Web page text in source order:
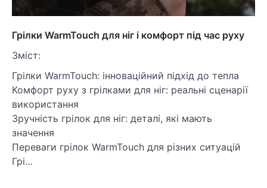
Грілки WarmTouch для ніг і комфорт під час руху
Зміст:
Грілки WarmTouch: інноваційний підхід до тепла
Комфорт руху з грілками для ніг: реальні сценарії
використання
Зручність грілок для ніг: деталі, які мають
значення
Переваги грілок WarmTouch для різних ситуацій
Грі…